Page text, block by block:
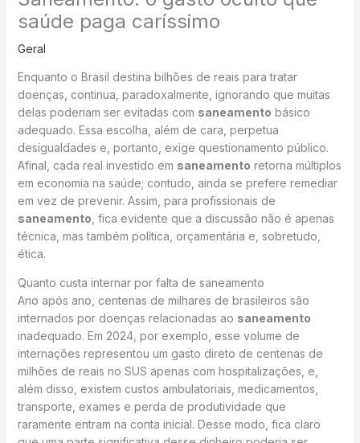
saúde paga caríssimo
Geral
Enquanto o Brasil destina bilhões de reais para tratar
doenças, continua, paradoxalmente, ignorando que muitas
delas poderiam ser evitadas com saneamento básico
adequado. Essa escolha, além de cara, perpetua
desigualdades e, portanto, exige questionamento público.
Afinal, cada real investido em saneamento retorna múltiplos
em economia na saúde; contudo, ainda se prefere remediar
em vez de prevenir. Assim, para profissionais de
saneamento , fica evidente que a discussão não é apenas
técnica, mas também política, orçamentária e, sobretudo,
ética.
Quanto custa internar por falta de saneamento
Ano após ano, centenas de milhares de brasileiros são
internados por doenças relacionadas ao saneamento
inadequado. Em 2024, por exemplo, esse volume de
internações representou um gasto direto de centenas de
milhões de reais no SUS apenas com hospitalizações, e,
além disso, existem custos ambulatoriais, medicamentos,
transporte, exames e perda de produtividade que
raramente entram na conta inicial. Desse modo, fica claro